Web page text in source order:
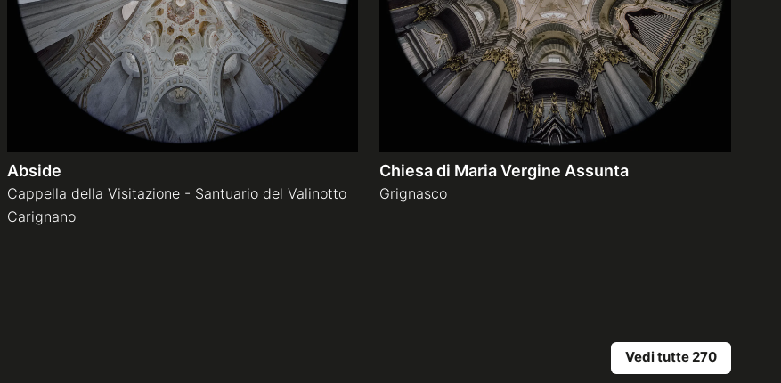
Abside
Cappella della Visitazione - Santuario del Valinotto
Carignano
Chiesa di Maria Vergine Assunta
Grignasco
Vedi tutte 270